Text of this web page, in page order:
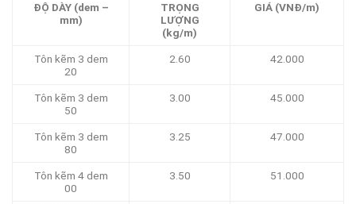
ĐỘ DÀY (dem –
mm)
TRỌNG
LƯỢNG
(kg/m)
GIÁ (VNĐ/m)
Tôn kẽm 3 dem
20
2.60 42.000
Tôn kẽm 3 dem
50
3.00 45.000
Tôn kẽm 3 dem
80
3.25 47.000
Tôn kẽm 4 dem
00
3.50 51.000